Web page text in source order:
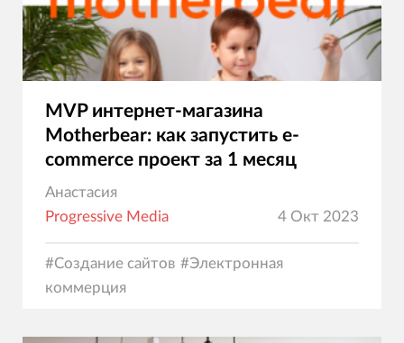
MVP интернет-магазина
Motherbear: как запустить e-
commerce проект за 1 месяц
Анастасия
Progressive Media
4 Окт 2023
#Создание сайтов #Электронная
коммерция